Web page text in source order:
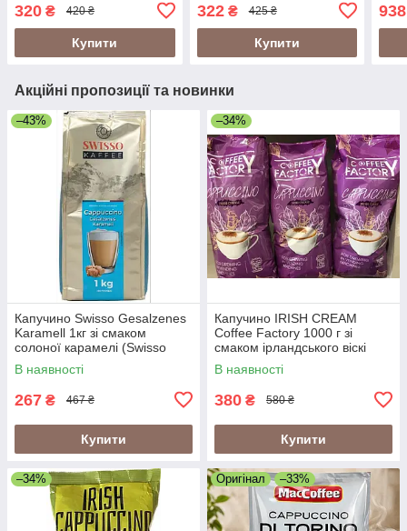
320 ₴ 420 ₴
Купити
кавомашин (Satro
Raspberry Instant Tea 1000
322₴ 425 ₴
Купити
938
Акційні пропозиції та новинки
–43%
Капучино Swisso Gesalzenes
Karamell 1кг зі смаком
солоної карамелі (Swisso
Cappuccino Gesalzenes
Karamell)
В наявності
267 ₴ 467 ₴
Купити
–34%
Капучино IRISH CREAM
Coffee Factory 1000 г зі
смаком ірландського віскі
(Coffee Factory Cappuccino
Irish Cream 1кг)
В наявності
380 ₴ 580 ₴
Купити
–34% Оригінал –33%